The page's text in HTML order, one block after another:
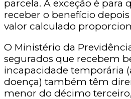
parcela. A exceção é para
receber o benefício
valor calculado
O Ministério da
segurados que recebem
incapacidade temporária
doença) também têm
menor do décimo